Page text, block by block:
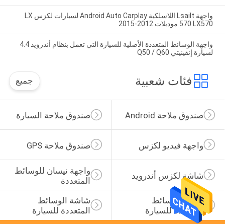
واجهة Lsailt اللاسلكية Android Auto Carplay لسيارات لكزس LX
570 LX570 موديلات 2012-2015
واجهة الوسائط المتعددة الأصلية للسيارة التي تعمل بنظام أندرويد 4.4
لسيارة إنفينيتي Q50 / Q60
فئات شعبية جميع
صندوق ملاحة السيارة صندوق ملاحة Android
صندوق ملاحة GPS واجهة فيديو لكزس
واجهة نيسان للوسائط
المتعددة
شاشة لكزس أندرويد
شاشة الوسائط
المتعددة للسيارة
عرض الوسائط
المتعددة للسيارة